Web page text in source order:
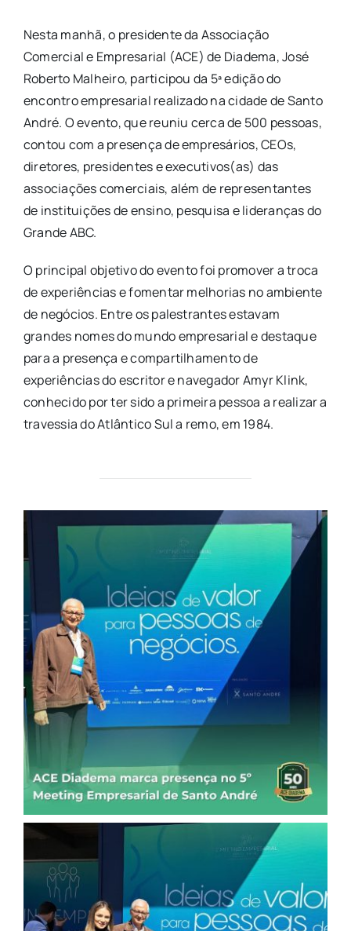
Nesta manhã, o presidente da Associação
Comercial e Empresarial (ACE) de Diadema, José
Roberto Malheiro, participou da 5ª edição do
encontro empresarial realizado na cidade de Santo
André. O evento, que reuniu cerca de 500 pessoas,
contou com a presença de empresários, CEOs,
diretores, presidentes e executivos(as) das
associações comerciais, além de representantes
de instituições de ensino, pesquisa e lideranças do
Grande ABC.
O principal objetivo do evento foi promover a troca
de experiências e fomentar melhorias no ambiente
de negócios. Entre os palestrantes estavam
grandes nomes do mundo empresarial e destaque
para a presença e compartilhamento de
experiências do escritor e navegador Amyr Klink,
conhecido por ter sido a primeira pessoa a realizar a
travessia do Atlântico Sul a remo, em 1984.